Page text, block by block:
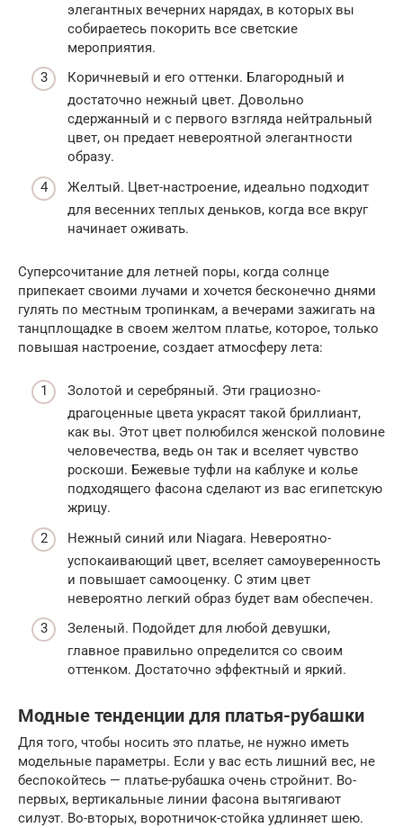
элегантных вечерних нарядах, в которых вы
собираетесь покорить все светские
мероприятия.
Коричневый и его оттенки. Благородный и
достаточно нежный цвет. Довольно
сдержанный и с первого взгляда нейтральный
цвет, он предает невероятной элегантности
образу.
Желтый. Цвет-настроение, идеально подходит
для весенних теплых деньков, когда все вкруг
начинает оживать.
Суперсочитание для летней поры, когда солнце
припекает своими лучами и хочется бесконечно днями
гулять по местным тропинкам, а вечерами зажигать на
танцплощадке в своем желтом платье, которое, только
повышая настроение, создает атмосферу лета:
Золотой и серебряный. Эти грациозно-
драгоценные цвета украсят такой бриллиант,
как вы. Этот цвет полюбился женской половине
человечества, ведь он так и вселяет чувство
роскоши. Бежевые туфли на каблуке и колье
подходящего фасона сделают из вас египетскую
жрицу.
Нежный синий или Niagara. Невероятно-
успокаивающий цвет, вселяет самоуверенность
и повышает самооценку. С этим цвет
невероятно легкий образ будет вам обеспечен.
Зеленый. Подойдет для любой девушки,
главное правильно определится со своим
оттенком. Достаточно эффектный и яркий.
Модные тенденции для платья-рубашки
Для того, чтобы носить это платье, не нужно иметь
модельные параметры. Если у вас есть лишний вес, не
беспокойтесь — платье-рубашка очень стройнит. Во-
первых, вертикальные линии фасона вытягивают
силуэт. Во-вторых, воротничок-стойка удлиняет шею.